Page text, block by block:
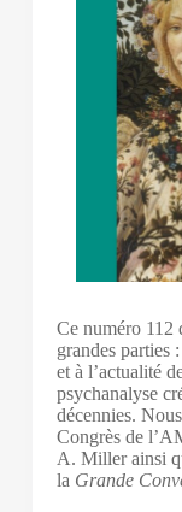
Ce numéro 112
grandes parties
et à l’actualité
psychanalyse
décennies.
Congrès de
A. Miller ainsi
la Grande